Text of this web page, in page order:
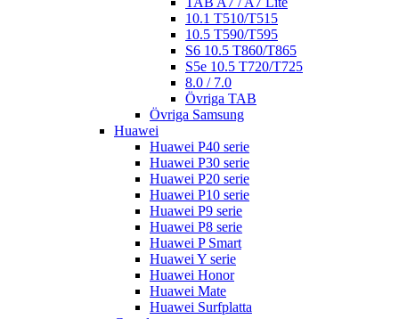
10.1 T510/T515
10.5 T590/T595
S6 10.5 T860/T865
S5e 10.5 T720/T725
8.0 / 7.0
Övriga TAB
Övriga Samsung
Huawei
Huawei P40 serie
Huawei P30 serie
Huawei P20 serie
Huawei P10 serie
Huawei P9 serie
Huawei P8 serie
Huawei P Smart
Huawei Y serie
Huawei Honor
Huawei Mate
Huawei Surfplatta